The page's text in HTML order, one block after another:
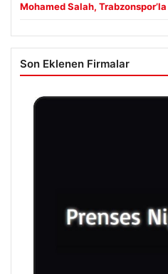
Mohamed Salah,
Son Eklenen Firmalar